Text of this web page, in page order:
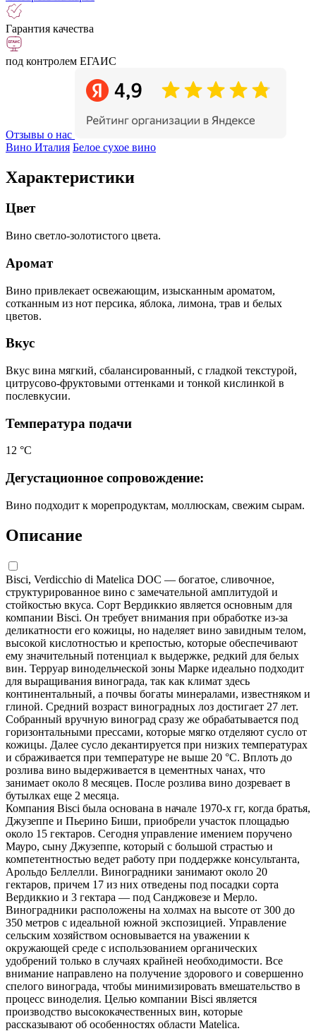
Гарантия качества
под контролем ЕГАИС
Отзывы о нас
Вино Италия Белое сухое вино
Характеристики
Цвет
Вино светло-золотистого цвета.
Аромат
Вино привлекает освежающим, изысканным ароматом,
сотканным из нот персика, яблока, лимона, трав и белых
цветов.
Вкус
Вкус вина мягкий, сбалансированный, с гладкой текстурой,
цитрусово-фруктовыми оттенками и тонкой кислинкой в
послевкусии.
Температура подачи
12 °С
Дегустационное сопровождение:
Вино подходит к морепродуктам, моллюскам, свежим сырам.
Описание
Bisci, Verdicchio di Matelica DOC — богатое, сливочное,
структурированное вино с замечательной амплитудой и
стойкостью вкуса. Сорт Вердиккио является основным для
компании Bisci. Он требует внимания при обработке из-за
деликатности его кожицы, но наделяет вино завидным телом,
высокой кислотностью и крепостью, которые обеспечивают
ему значительный потенциал к выдержке, редкий для белых
вин. Терруар винодельческой зоны Марке идеально подходит
для выращивания винограда, так как климат здесь
континентальный, а почвы богаты минералами, известняком и
глиной. Средний возраст виноградных лоз достигает 27 лет.
Собранный вручную виноград сразу же обрабатывается под
горизонтальными прессами, которые мягко отделяют сусло от
кожицы. Далее сусло декантируется при низких температурах
и сбраживается при температуре не выше 20 °C. Вплоть до
розлива вино выдерживается в цементных чанах, что
занимает около 8 месяцев. После розлива вино дозревает в
бутылках еще 2 месяца.
Компания Bisci была основана в начале 1970-х гг, когда братья,
Джузеппе и Пьерино Биши, приобрели участок площадью
около 15 гектаров. Сегодня управление имением поручено
Мауро, сыну Джузеппе, который с большой страстью и
компетентностью ведет работу при поддержке консультанта,
Арольдо Беллелли. Виноградники занимают около 20
гектаров, причем 17 из них отведены под посадки сорта
Вердиккио и 3 гектара — под Санджовезе и Мерло.
Виноградники расположены на холмах на высоте от 300 до
350 метров с идеальной южной экспозицией. Управление
сельским хозяйством основывается на уважении к
окружающей среде с использованием органических
удобрений только в случаях крайней необходимости. Все
внимание направлено на получение здорового и совершенно
спелого винограда, чтобы минимизировать вмешательство в
процесс виноделия. Целью компании Bisci является
производство высококачественных вин, которые
рассказывают об особенностях области Matelica.